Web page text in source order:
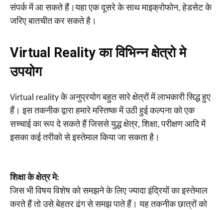
संपर्क में आ सकते हैं।यहा एक दूसरे के साथ माइक्रोफोन, हेडसेट के
जरिए बातचीत कर सकते है।
Virtual Reality का विभिन्न क्षेत्रो मे
उपयोग
Virtual reality के अनुप्रयोग बहुत सारे क्षेत्रों में लाभकारी सिद्ध हुए
हैं। इस तकनीक द्वारा हमारे मस्तिष्क में उठी हुई कल्पना को एक
सच्चाई का रूप दे सकते हैं जिससे युद्ध क्षेत्र, शिक्षा, परीक्षण आदि में
इसका कई तरीको से इस्तेमाल किया जा सकता है।
शिक्षा के क्षेत्र मे:
जिस भी विषय विशेष को समझने के लिए ज्यादा इंद्रियों का इस्तेमाल
करते हैं तो उसे बेहतर ढंग से समझ पाते हैं। यह तकनीक छात्रों को